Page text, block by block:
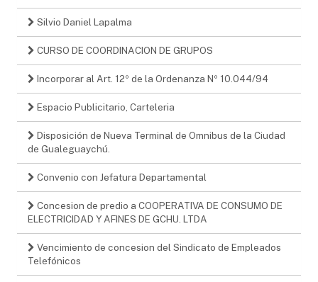
Silvio Daniel Lapalma
CURSO DE COORDINACION DE GRUPOS
Incorporar al Art. 12º de la Ordenanza Nº 10.044/94
Espacio Publicitario, Carteleria
Disposición de Nueva Terminal de Omnibus de la Ciudad
de Gualeguaychú.
Convenio con Jefatura Departamental
Concesion de predio a COOPERATIVA DE CONSUMO DE
ELECTRICIDAD Y AFINES DE GCHU. LTDA
Vencimiento de concesion del Sindicato de Empleados
Telefónicos